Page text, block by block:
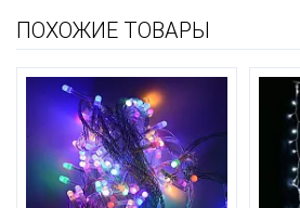
ПОХОЖИЕ ТОВАРЫ